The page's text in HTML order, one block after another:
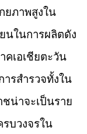
ยภาพสูงใน
นในการผลิตดัง
เอเชียตะวัน
รสำรวจทั้งใน
ชน่าจะเป็นราย
บวงจรใน